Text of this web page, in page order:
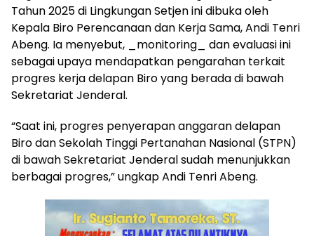
Tahun 2025 di Lingkungan Setjen ini dibuka oleh
Kepala Biro Perencanaan dan Kerja Sama, Andi Tenri
Abeng. Ia menyebut, _monitoring_ dan evaluasi ini
sebagai upaya mendapatkan pengarahan terkait
progres kerja delapan Biro yang berada di bawah
Sekretariat Jenderal.
“Saat ini, progres penyerapan anggaran delapan
Biro dan Sekolah Tinggi Pertanahan Nasional (STPN)
di bawah Sekretariat Jenderal sudah menunjukkan
berbagai progres,” ungkap Andi Tenri Abeng.